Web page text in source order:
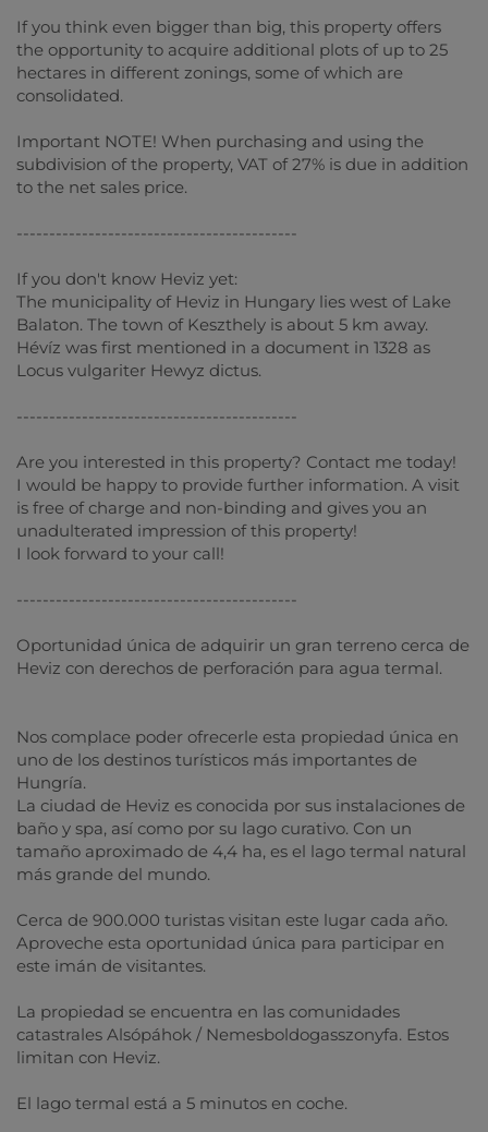
If you think even bigger than big, this property offers
the opportunity to acquire additional plots of up to 25
hectares in different zonings, some of which are
consolidated.
Important NOTE! When purchasing and using the
subdivision of the property, VAT of 27% is due in addition
to the net sales price.
-------------------------------------------
If you don't know Heviz yet:
The municipality of Heviz in Hungary lies west of Lake
Balaton. The town of Keszthely is about 5 km away.
Hévíz was first mentioned in a document in 1328 as
Locus vulgariter Hewyz dictus.
-------------------------------------------
Are you interested in this property? Contact me today!
I would be happy to provide further information. A visit
is free of charge and non-binding and gives you an
unadulterated impression of this property!
I look forward to your call!
-------------------------------------------
Oportunidad única de adquirir un gran terreno cerca de
Heviz con derechos de perforación para agua termal.
Nos complace poder ofrecerle esta propiedad única en
uno de los destinos turísticos más importantes de
Hungría.
La ciudad de Heviz es conocida por sus instalaciones de
baño y spa, así como por su lago curativo. Con un
tamaño aproximado de 4,4 ha, es el lago termal natural
más grande del mundo.
Cerca de 900.000 turistas visitan este lugar cada año.
Aproveche esta oportunidad única para participar en
este imán de visitantes.
La propiedad se encuentra en las comunidades
catastrales Alsópáhok / Nemesboldogasszonyfa. Estos
limitan con Heviz.
El lago termal está a 5 minutos en coche.